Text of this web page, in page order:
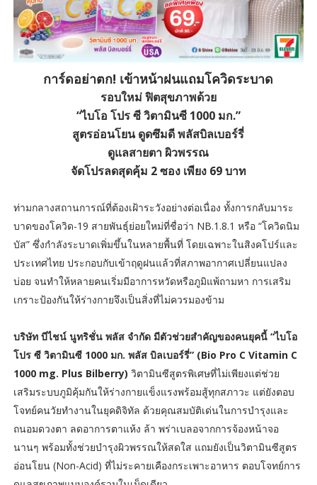
การ์ดอย่าตก! เข้าหน้าฝนแถมโควิดระบาด
รอบใหม่ ฟิตสุขภาพด้วย
“ไบโอ โปร ซี วิตามินซี 1000 มก.”
สูตรอ่อนโยน ดูดซึมดี พลัสบิลเบอร์รี่
ดูแลสายตา ผิวพรรณ
จัดโปรลดสุดคุ้ม 2 ซอง เพียง 69 บาท
ท่ามกลางสถานการณ์ที่ต้องเฝ้าระวังอย่างต่อเนื่อง ทั้งการกลับมาระ
บาดของโควิด-19 สายพันธุ์ย่อยใหม่ที่ชื่อว่า NB.1.8.1 หรือ “โควิดนิม
บัส” ซึ่งกำลังระบาดเพิ่มขึ้นในหลายพื้นที่ โดยเฉพาะในสิงคโปร์และ
ประเทศไทย ประกอบกับเข้าฤดูฝนแล้วที่สภาพอากาศเปลี่ยนแปลง
บ่อย จนทำให้หลายคนเริ่มมีอาการหวัดหรือภูมิแพ้ถามหา การเสริม
เกราะป้องกันให้ร่างกายจึงเป็นสิ่งที่ไม่ควรมองข้าม
บริษัท บีไชน์ นูทริชั่น พลัส จำกัด มีตัวช่วยสำคัญของคนยุคนี้ “ไบโอ
โปร ซี วิตามินซี 1000 มก. พลัส บิลเบอร์รี่” (Bio Pro C Vitamin C
1000 mg. Plus Bilberry) วิตามินซีสูตรพิเศษที่ไม่เพียงแต่ช่วย
เสริมระบบภูมิคุ้มกันให้ร่างกายแข็งแรงพร้อมสู้ทุกสภาวะ แต่ยังตอบ
โจทย์คนวัยทำงานในยุคดิจิทัล ด้วยคุณสมบัติเด่นในการบำรุงและ
ถนอมดวงตา ลดอาการตาแห้ง ล้า พร่าเบลอจากการจ้องหน้าจอ
นานๆ พร้อมทั้งช่วยบำรุงผิวพรรณให้สดใส แถมยังเป็นวิตามินซีสูตร
อ่อนโยน (Non-Acid) ที่ไม่ระคายเคืองกระเพาะอาหาร ตอบโจทย์การ